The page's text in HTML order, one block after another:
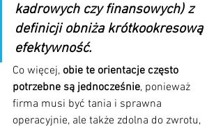
kadrowych czy finansowych) z
definicji obniża krótkookresową
efektywność.
Co więcej, obie te orientacje często
potrzebne są jednocześnie, ponieważ
firma musi być tania i sprawna
operacyjnie, ale także zdolna do zwrotu,